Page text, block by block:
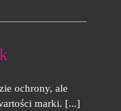
ochrony, ale
marki. [...]